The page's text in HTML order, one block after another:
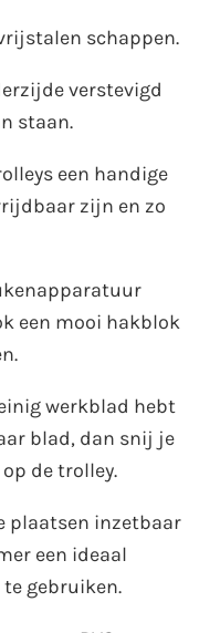
schappen.
verstevigd
staan.
een handige
zijn en zo
een mooi hakblok
werkblad hebt
blad, dan snij je
de trolley.
plaatsen inzetbaar
een ideaal
gebruiken.